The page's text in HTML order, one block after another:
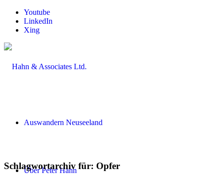
Youtube
LinkedIn
Xing
Auswandern Neuseeland
Über Peter Hahn
Schlagwortarchiv für: Opfer